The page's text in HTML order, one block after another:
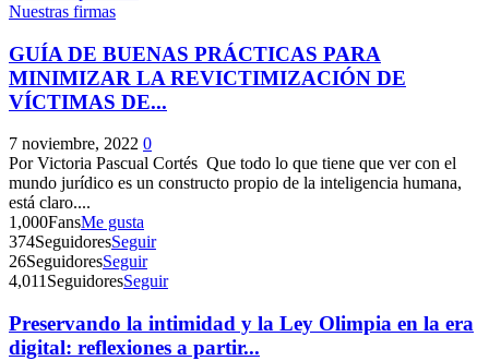
Nuestras firmas
GUÍA DE BUENAS PRÁCTICAS PARA
MINIMIZAR LA REVICTIMIZACIÓN DE
VÍCTIMAS DE...
7 noviembre, 2022 0
Por Victoria Pascual Cortés Que todo lo que tiene que ver con el
mundo jurídico es un constructo propio de la inteligencia humana,
está claro....
1,000FansMe gusta
374SeguidoresSeguir
26SeguidoresSeguir
4,011 SeguidoresSeguir
Preservando la intimidad y la Ley Olimpia en la era
digital: reflexiones a partir...